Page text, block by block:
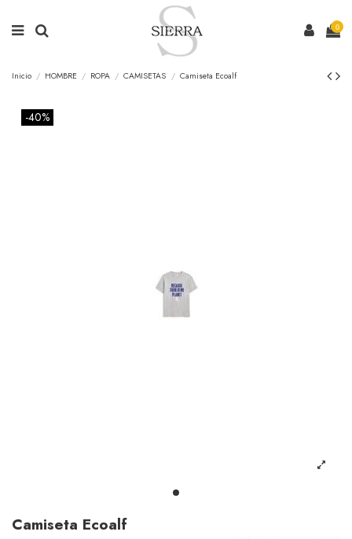
0
Inicio HOMBRE ROPA CAMISETAS Camiseta Ecoalf
-40%
Camiseta Ecoalf